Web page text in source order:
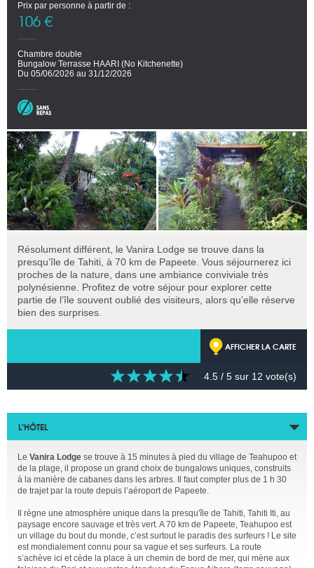
Prix par personne à partir de :
106 €
Chambre double
Bungalow Terrasse HAARI (No Kitchenette)
Du 05/06/2026 au 31/12/2026
Résolument différent, le Vanira Lodge se trouve dans la
presqu’île de Tahiti, à 70 km de Papeete. Vous séjournerez ici
proches de la nature, dans une ambiance conviviale très
polynésienne. Profitez de votre séjour pour explorer cette
partie de l’île souvent oublié des visiteurs, alors qu’elle réserve
bien des surprises.
AFFICHER LA CARTE
4.5 / 5 sur 12 vote(s)
L’HÔTEL
Le Vanira Lodge se trouve à 15 minutes à pied du village de Teahupoo et
de la plage, il propose un grand choix de bungalows uniques, construits
à la manière de cabanes dans les arbres. Il faut compter plus de 1 h 30
de trajet par la route depuis l’aéroport de Papeete.
Il règne une atmosphère unique dans la presqu'île de Tahiti, Tahiti Iti, au
paysage encore sauvage et très vert. A 70 km de Papeete, Teahupoo est
un village du bout du monde, c’est surtout le paradis des surfeurs ! Le site
est mondialement connu pour sa vague et ses surfeurs. La route
s’achève ici et cède la place à un chemin de bord de mer, qui mène aux